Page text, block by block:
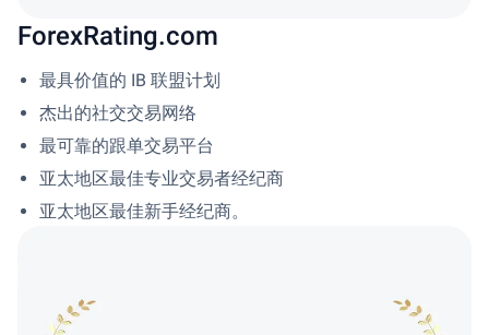
ForexRating.com
最具价值的 IB 联盟计划
杰出的社交交易网络
最可靠的跟单交易平台
亚太地区最佳专业交易者经纪商
亚太地区最佳新手经纪商。